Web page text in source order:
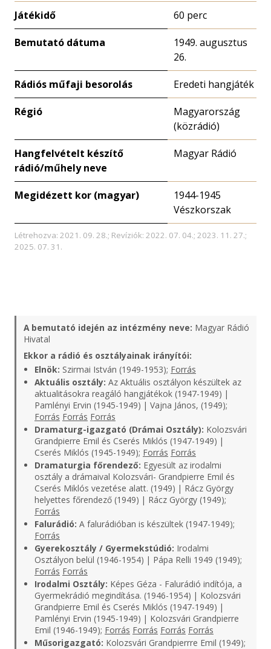
Játékidő 60 perc
Bemutató dátuma
1949. augusztus
26.
Rádiós műfaji besorolás Eredeti hangjáték
Régió
Magyarország
(közrádió)
Hangfelvételt készítő
rádió/műhely neve
Magyar Rádió
Megidézett kor (magyar)
1944-1945
Vészkorszak
Létrehozva: 2021. 09. 28.; Revíziók: 2022. 07. 04.; 2023. 11. 27.;
2025. 07. 31.
A bemutató idején az intézmény neve: Magyar Rádió
Hivatal
Ekkor a rádió és osztályainak irányítói:
Elnök: Szirmai István (1949-1953); Forrás
Aktuális osztály: Az Aktuális osztályon készültek az
aktualitásokra reagáló hangjátékok (1947-1949) |
Pamlényi Ervin (1945-1949) | Vajna János, (1949);
Forrás Forrás Forrás
Dramaturg-igazgató (Drámai Osztály): Kolozsvári
Grandpierre Emil és Cserés Miklós (1947-1949) |
Cserés Miklós (1945-1949); Forrás Forrás
Dramaturgia főrendező: Egyesült az irodalmi
osztály a drámaival Kolozsvári- Grandpierre Emil és
Cserés Miklós vezetése alatt. (1949) | Rácz György
helyettes főrendező (1949) | Rácz György (1949);
Forrás
Falurádió: A falurádióban is készültek (1947-1949);
Forrás
Gyerekosztály / Gyermekstúdió: Irodalmi
Osztályon belül (1946-1954) | Pápa Relli 1949 (1949);
Forrás Forrás
Irodalmi Osztály: Képes Géza - Falurádió indítója, a
Gyermekrádió megindítása. (1946-1954) | Kolozsvári
Grandpierre Emil és Cserés Miklós (1947-1949) |
Pamlényi Ervin (1945-1949) | Kolozsvári Grandpierre
Emil (1946-1949); Forrás Forrás Forrás Forrás
Műsorigazgató: Kolozsvári Grandpierrre Emil (1949);